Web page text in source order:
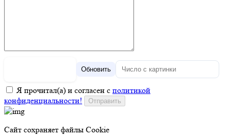
Обновить
Я прочитал(а) и согласен с политикой
конфиденциальности!
Сайт сохраняет файлы Cookie